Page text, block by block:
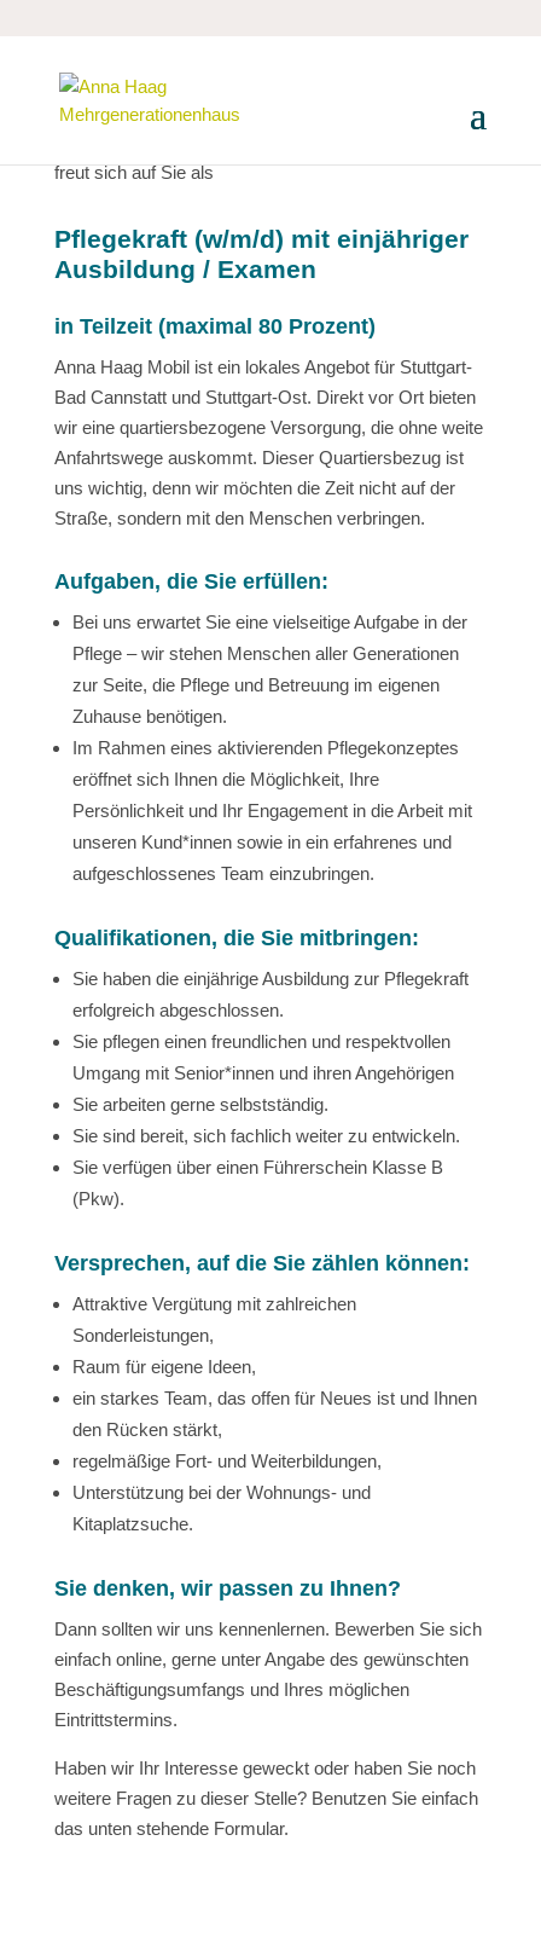
freut sich auf Sie als
Pflegekraft (w/m/d) mit einjähriger
Ausbildung / Examen
in Teilzeit (maximal 80 Prozent)
Anna Haag Mobil ist ein lokales Angebot für Stuttgart-
Bad Cannstatt und Stuttgart-Ost. Direkt vor Ort bieten
wir eine quartiersbezogene Versorgung, die ohne weite
Anfahrtswege auskommt. Dieser Quartiersbezug ist
uns wichtig, denn wir möchten die Zeit nicht auf der
Straße, sondern mit den Menschen verbringen.
Aufgaben, die Sie erfüllen:
Bei uns erwartet Sie eine vielseitige Aufgabe in der
Pflege – wir stehen Menschen aller Generationen
zur Seite, die Pflege und Betreuung im eigenen
Zuhause benötigen.
Im Rahmen eines aktivierenden Pflegekonzeptes
eröffnet sich Ihnen die Möglichkeit, Ihre
Persönlichkeit und Ihr Engagement in die Arbeit mit
unseren Kund*innen sowie in ein erfahrenes und
aufgeschlossenes Team einzubringen.
Qualifikationen, die Sie mitbringen:
Sie haben die einjährige Ausbildung zur Pflegekraft
erfolgreich abgeschlossen.
Sie pflegen einen freundlichen und respektvollen
Umgang mit Senior*innen und ihren Angehörigen
Sie arbeiten gerne selbstständig.
Sie sind bereit, sich fachlich weiter zu entwickeln.
Sie verfügen über einen Führerschein Klasse B
(Pkw).
Versprechen, auf die Sie zählen können:
Attraktive Vergütung mit zahlreichen
Sonderleistungen,
Raum für eigene Ideen,
ein starkes Team, das offen für Neues ist und Ihnen
den Rücken stärkt,
regelmäßige Fort- und Weiterbildungen,
Unterstützung bei der Wohnungs- und
Kitaplatzsuche.
Sie denken, wir passen zu Ihnen?
Dann sollten wir uns kennenlernen. Bewerben Sie sich
einfach online, gerne unter Angabe des gewünschten
Beschäftigungsumfangs und Ihres möglichen
Eintrittstermins.
Haben wir Ihr Interesse geweckt oder haben Sie noch
weitere Fragen zu dieser Stelle? Benutzen Sie einfach
das unten stehende Formular.